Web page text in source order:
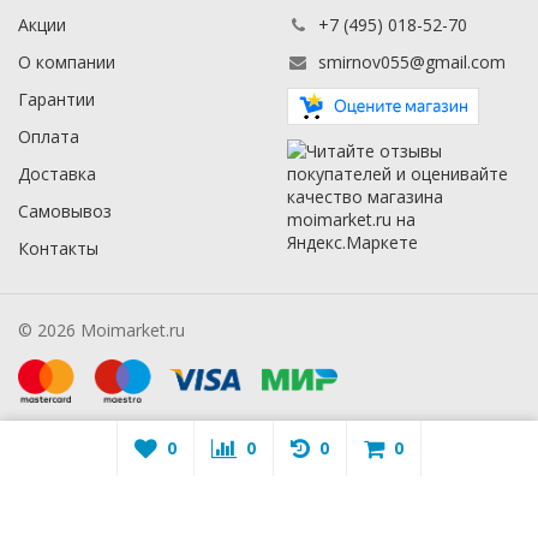
Акции
О компании
Гарантии
Оплата
Доставка
Самовывоз
Контакты
+7 (495) 018-52-70
smirnov055@gmail.com
© 2026 Moimarket.ru
0 0 0 0